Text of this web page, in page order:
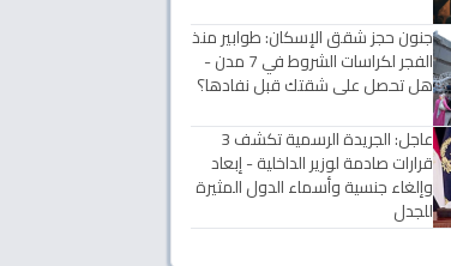
جنون حجز شقق الإسكان: طوابير منذ
الفجر لكراسات الشروط في 7 مدن -
هل تحصل على شقتك قبل نفادها؟
عاجل: الجريدة الرسمية تكشف 3
قرارات صادمة لوزير الداخلية - إبعاد
وإلغاء جنسية وأسماء الدول المثيرة
للجدل